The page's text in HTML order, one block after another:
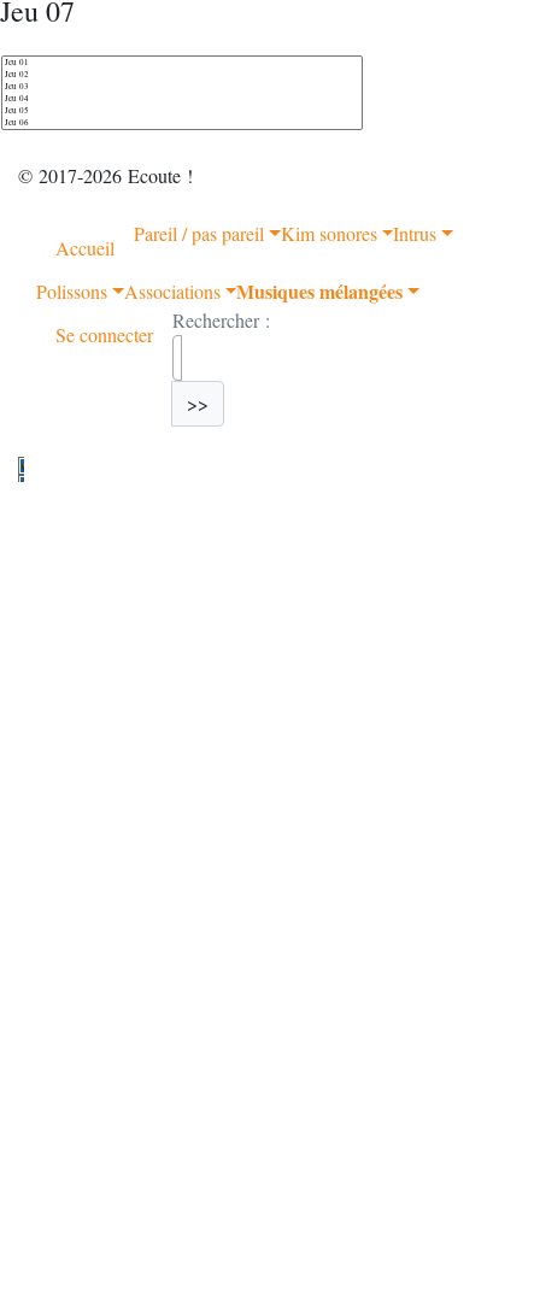
Jeu 07
© 2017-2026 Ecoute !
Accueil
Pareil / pas pareil Kim sonores Intrus
Polissons Associations Musiques mélangées
Se connecter
Rechercher :
>>